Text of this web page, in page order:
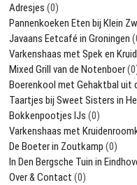
Adresjes (0)
Pannenkoeken Eten bij Klein
Javaans Eetcafé in Groningen
Varkenshaas met Spek en
Mixed Grill van de Notenboer
Boerenkool met Gehaktbal uit
Taartjes bij Sweet Sisters in
Bokkenpootjes IJs (0)
Varkenshaas met
De Boeter in Zoutkamp (0)
In Den Bergsche Tuin in
Over & Contact (0)